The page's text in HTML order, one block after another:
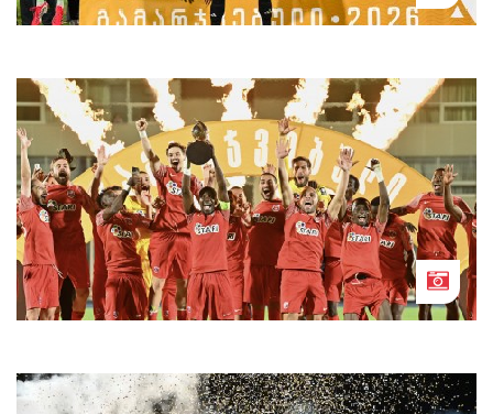
დილა საქართველოს სუპერთასის
გამარჯვებულია